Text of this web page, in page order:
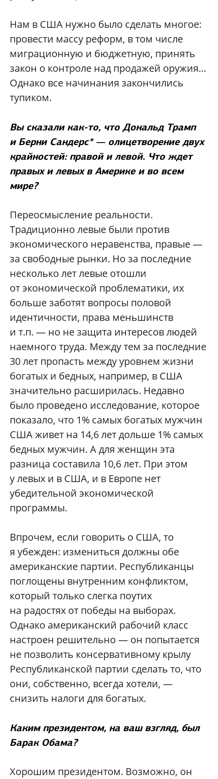
Нам в США нужно было сделать многое:
провести массу реформ, в том числе
миграционную и бюджетную, принять
закон о контроле над продажей оружия…
Однако все начинания закончились
тупиком.
Вы сказали как-то, что Дональд Трамп
и Берни Сандерс* — олицетворение двух
крайностей: правой и левой. Что ждет
правых и левых в Америке и во всем
мире?
Переосмысление реальности.
Традиционно левые были против
экономического неравенства, правые —
за свободные рынки. Но за последние
несколько лет левые отошли
от экономической проблематики, их
больше заботят вопросы половой
идентичности, права меньшинств
и т.п. — но не защита интересов людей
наемного труда. Между тем за последние
30 лет пропасть между уровнем жизни
богатых и бедных, например, в США
значительно расширилась. Недавно
было проведено исследование, которое
показало, что 1% самых богатых мужчин
США живет на 14,6 лет дольше 1% самых
бедных мужчин. А для женщин эта
разница составила 10,6 лет. При этом
у левых и в США, и в Европе нет
убедительной экономической
программы.
Впрочем, если говорить о США, то
я убежден: измениться должны обе
американские партии. Республиканцы
поглощены внутренним конфликтом,
который только слегка поутих
на радостях от победы на выборах.
Однако американский рабочий класс
настроен решительно — он попытается
не позволить консервативному крылу
Республиканской партии сделать то, что
они, собственно, всегда хотели, —
снизить налоги для богатых.
Каким президентом, на ваш взгляд, был
Барак Обама?
Хорошим президентом. Возможно, он